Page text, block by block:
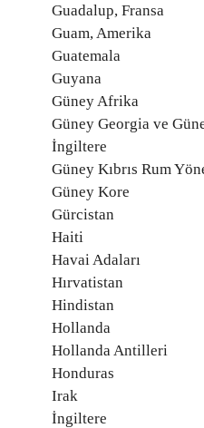
Guadalup, Fransa
Guam, Amerika
Guatemala
Guyana
Güney Afrika
Güney Georgia ve
İngiltere
Güney Kıbrıs Rum
Güney Kore
Gürcistan
Haiti
Havai Adaları
Hırvatistan
Hindistan
Hollanda
Hollanda Antilleri
Honduras
Irak
İngiltere